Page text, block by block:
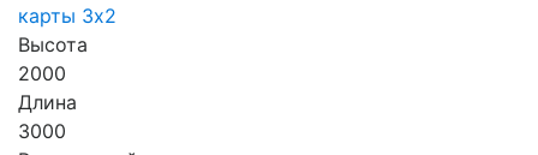
карты 3х2
Высота
2000
Длина
3000